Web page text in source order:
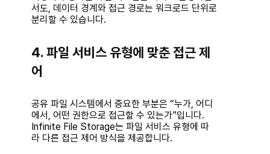
서도, 데이터 경계와 접근 경로는 워크로드 단위로
분리할 수 있습니다.
4. 파일 서비스 유형에 맞춘 접근 제
어
공유 파일 시스템에서 중요한 부분은 “누가, 어디
에서, 어떤 권한으로 접근할 수 있는가”입니다.
Infinite File Storage는 파일 서비스 유형에 따
라 다른 접근 제어 방식을 제공합니다.